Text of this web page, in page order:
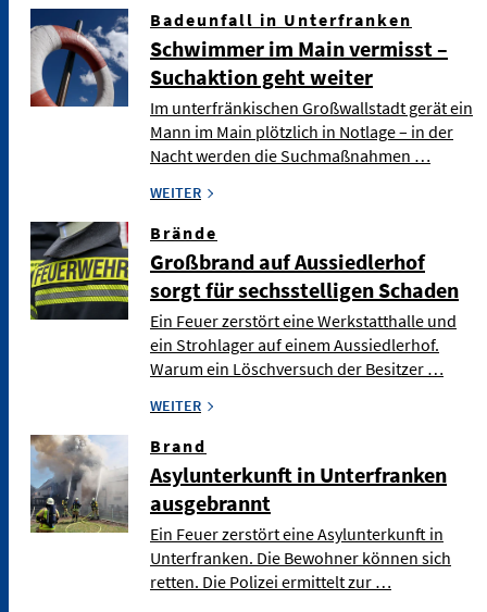
Badeunfall in Unterfranken
Schwimmer im Main vermisst –
Suchaktion geht weiter
Im unterfränkischen Großwallstadt gerät ein
Mann im Main plötzlich in Notlage – in der
Nacht werden die Suchmaßnahmen …
WEITER
Brände
Großbrand auf Aussiedlerhof
sorgt für sechsstelligen Schaden
Ein Feuer zerstört eine Werkstatthalle und
ein Strohlager auf einem Aussiedlerhof.
Warum ein Löschversuch der Besitzer …
WEITER
Brand
Asylunterkunft in Unterfranken
ausgebrannt
Ein Feuer zerstört eine Asylunterkunft in
Unterfranken. Die Bewohner können sich
retten. Die Polizei ermittelt zur …